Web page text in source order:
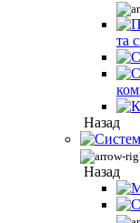
та
Назад
Назад